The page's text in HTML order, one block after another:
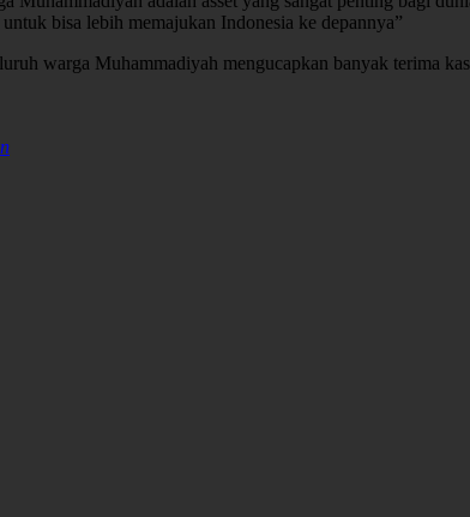
bisa lebih memajukan Indonesia ke depannya”
warga Muhammadiyah mengucapkan banyak terima